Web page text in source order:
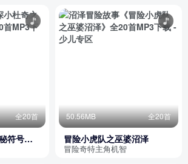
全20首
符号之
50.56MB 全20首
冒险小虎队之巫婆沼泽
冒险奇特主角机智